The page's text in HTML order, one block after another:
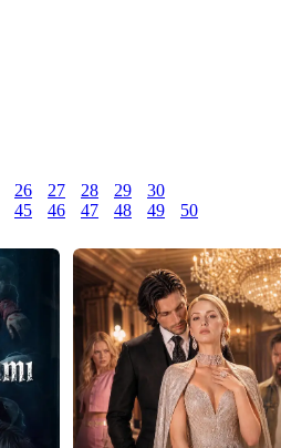
26 27 28 29
30
45 46 47 48 49 50